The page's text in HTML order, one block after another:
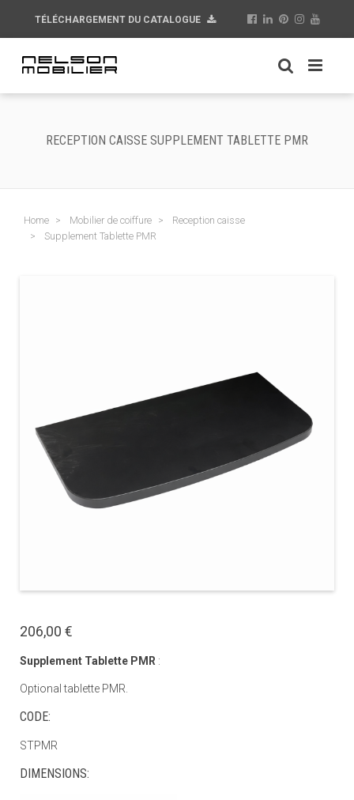
TÉLÉCHARGEMENT DU CATALOGUE
RECEPTION CAISSE SUPPLEMENT TABLETTE PMR
Home Mobilier de coiffure
Reception caisse
Supplement Tablette PMR
206,00 €
Supplement Tablette PMR :
Optional tablette PMR.
CODE:
STPMR
DIMENSIONS: